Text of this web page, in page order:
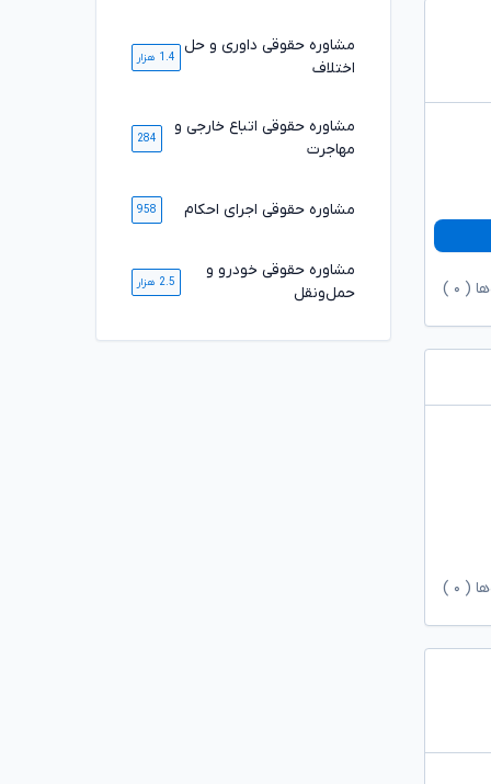
( ۰
( ۰
مشاوره حقوقی داوری و حل
اختلاف
1.4 هزار
مشاوره حقوقی اتباع خارجی و
مهاجرت
284
مشاوره حقوقی اجرای احکام 958
مشاوره حقوقی خودرو و
حمل‌ونقل
2.5 هزار